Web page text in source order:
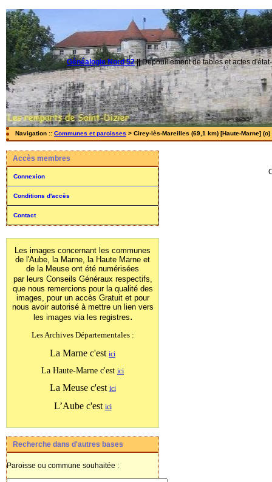
Généalogie Nord 52||Dépouillement de tables et actes
Navigation :: Communes et paroisses > Cirey-lès-Mareilles (69,1 km) [Haute-Marne] (o)
Accès membres
Connexion
Conditions d'accès
Contact
Les images concernant les communes
de l'Aube, la Marne, la Haute Marne et
de la Meuse ont été numérisées
par leurs Conseils Généraux respectifs,
que nous remercions pour la qualité des
images, pour un accès Gratuit et pour
nous avoir autorisé à mettre un lien vers
les images via les registres.
Les Archives Départementales :
La Marne c'est ici
La Haute-Marne c'est ici
La Meuse c'est ici
L’Aube c'est ici
Recherche dans d'autres bases
Paroisse ou commune souhaitée :